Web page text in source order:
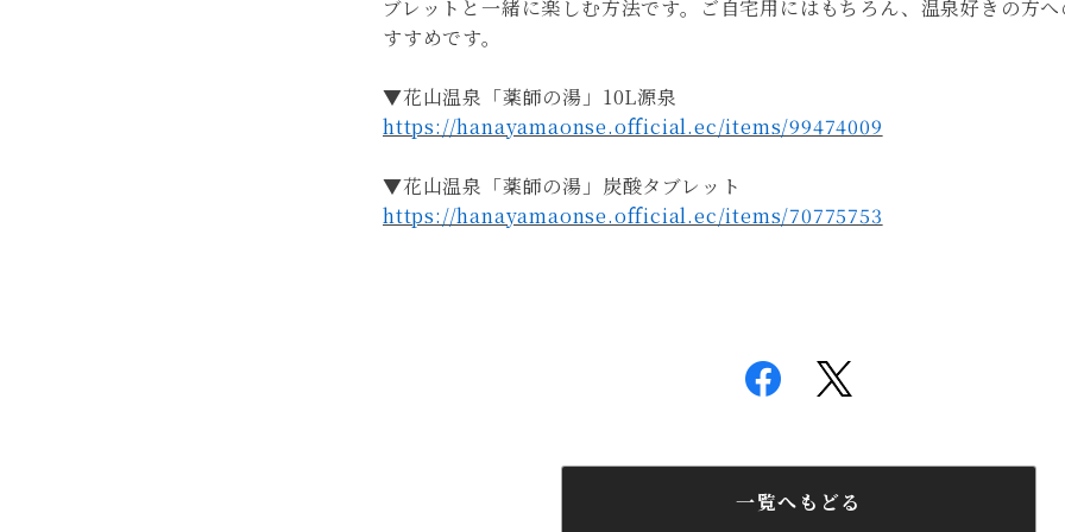
ブレットと一緒に楽しむ方法です。ご自宅用にはもちろん、温泉好きの方
すすめです。
▼花山温泉「薬師の湯」10L源泉
https://hanayamaonse.official.ec/items/99474009
▼花山温泉「薬師の湯」炭酸タブレット
https://hanayamaonse.official.ec/items/70775753
一覧へもどる